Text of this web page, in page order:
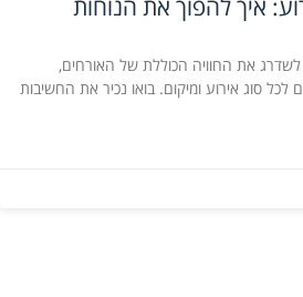
איך להפוך את הנוחות
לשדרג את החוויה הכוללת של האורחים,
לכל סוג אירוע ומיקום. בואו נכיר את החשיבות